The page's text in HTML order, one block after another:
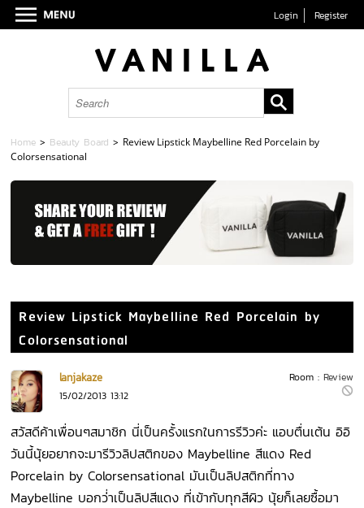
Login Register
Home > Beauty Board > Review Lipstick Maybelline Red Porcelain by
Colorsensational
Review Lipstick Maybelline Red Porcelain by
Colorsensational
Room : Review
lanjakaze
15/02/2013 13:12
สวัสดีค้าเพื่อนๆสมาชิก นี่เป็นครั้งแรกในการรีวิวค่ะ แอบตื่นเต้น อิอิ
วันนี้นุ้ยอยากจะมารีวิวลิปสติกของ Maybelline สีแดง Red
Porcelain by Colorsensational มันเป็นลิปสติกที่ทาง
Maybelline บอกว่่าเป็นลิปสีแดง ที่เข้ากับทุกสีผิว นุ้ยก็เลยซื้อมา